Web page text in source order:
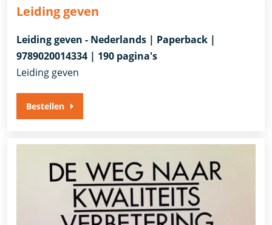
Leiding geven
Leiding geven - Nederlands | Paperback |
9789020014334 | 190 pagina's
Leiding geven
Bestellen